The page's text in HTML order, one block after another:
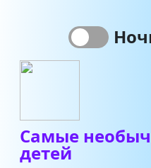
Самые
детей